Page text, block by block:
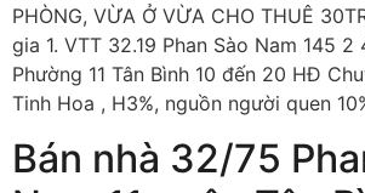
PHÒNG, VỪA Ở VỪA CHO THUÊ
gia 1. VTT 32.19 Phan Sào Nam 145 2
Phường 11 Tân Bình 10 đến 20 HĐ
Tinh Hoa , H3%, nguồn người quen
Bán nhà 32/75